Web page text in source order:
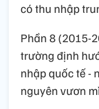
có thu nhập
Phần 8 (2015-
trường định
nhập quốc tế -
nguyên vươn